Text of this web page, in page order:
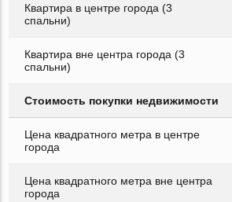
Квартира в центре города (3
спальни)
Квартира вне центра города (3
спальни)
Стоимость покупки недвижимости
Цена квадратного метра в центре
города
Цена квадратного метра вне центра
города